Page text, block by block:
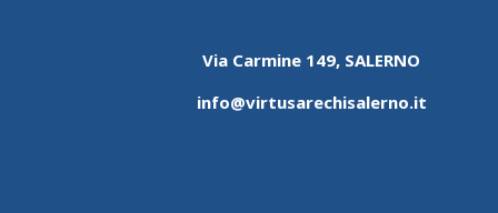
Via Carmine 149, SALERNO
info@virtusarechisalerno.it